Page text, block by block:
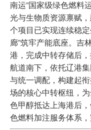
南运”国家级绿色燃料
光与生物质资源禀赋
个项目已实现连续稳
廊”筑牢产能底座。吉
港，完成中转存储后
航道南下，依托辽港
与统一调配，构建起
场的核心中转枢纽，
色甲醇抵达上海港后
色燃料加注服务体系，